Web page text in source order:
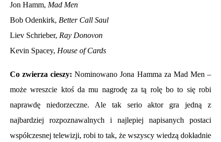
Jon Hamm, Mad Men
Bob Odenkirk, Better Call Saul
Liev Schrieber, Ray Donovon
Kevin Spacey, House of Cards
Co zwierza cieszy: Nominowano Jona Hamma za Mad Men –
może wreszcie ktoś da mu nagrodę za tą rolę bo to się robi
naprawdę niedorzeczne. Ale tak serio aktor gra jedną z
najbardziej rozpoznawalnych i najlepiej napisanych postaci
współczesnej telewizji, robi to tak, że wszyscy wiedzą dokładnie